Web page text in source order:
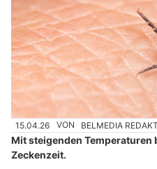
15.04.26 VON BELMEDIA
Mit steigenden Temperaturen
Zeckenzeit.